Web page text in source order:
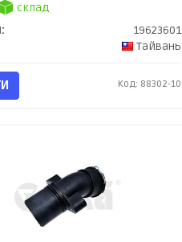
склад
19623601
Тайвань
Код: 88302-10